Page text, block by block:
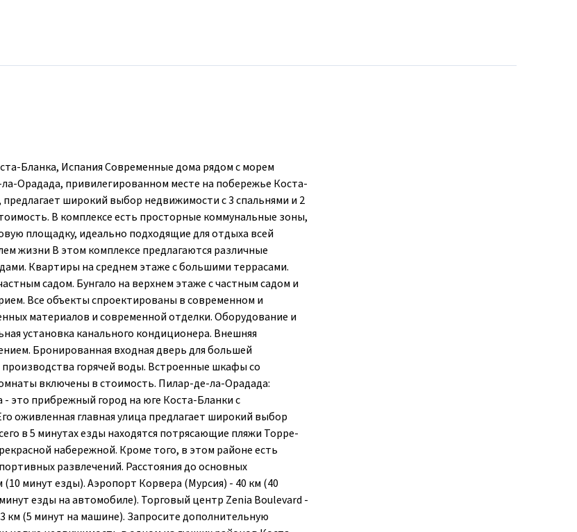
Бланка, Испания Современные дома рядом с морем
Орадада, привилегированном месте на побережье Коста-
широкий выбор недвижимости с 3 спальнями и 2
В комплексе есть просторные коммунальные зоны,
площадку, идеально подходящие для отдыха всей
жизни В этом комплексе предлагаются различные
Квартиры на среднем этаже с большими террасами.
садом. Бунгало на верхнем этаже с частным садом и
Все объекты спроектированы в современном и
материалов и современной отделки. Оборудование и
установка канального кондиционера. Внешняя
Бронированная входная дверь для большей
горячей воды. Встроенные шкафы со
включены в стоимость. Пилар-де-ла-Орадада:
это прибрежный город на юге Коста-Бланки с
оживленная главная улица предлагает широкий выбор
в 5 минутах езды находятся потрясающие пляжи Торре-
набережной. Кроме того, в этом районе есть
развлечений. Расстояния до основных
минут езды). Аэропорт Корвера (Мурсия) - 40 км (40
езды на автомобиле). Торговый центр Zenia Boulevard -
(5 минут на машине). Запросите дополнительную